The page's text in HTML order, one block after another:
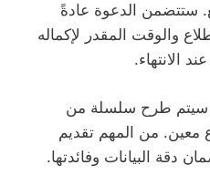
ستتضمن الدعوة عادةً
والوقت المقدر لإكماله
الانتهاء.
سيتم طرح سلسلة من
معين. من المهم تقديم
دقة البيانات وفائدتها.